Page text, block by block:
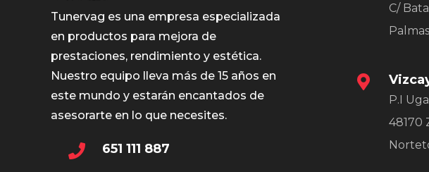
Tunervag es una empresa especializada
en productos para mejora de
prestaciones, rendimiento y estética.
Nuestro equipo lleva más de 15 años en
este mundo y estarán encantados de
asesorarte en lo que necesites.
651 111 887
C/
P.I
48170